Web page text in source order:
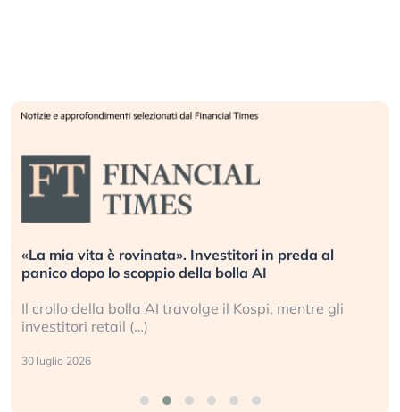
«La mia vita è rovinata». Investitori in preda al
panico dopo lo scoppio della bolla AI
Il crollo della bolla AI travolge il Kospi, mentre gli
investitori retail (…)
30 luglio 2026